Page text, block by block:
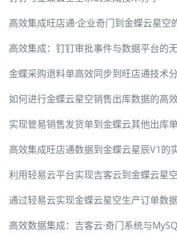
高效集成旺店通·企业奇门到金蝶云星空
高效集成：钉钉审批事件与数据平台的
金蝶采购退料单高效同步到旺店通技术
如何进行金蝶云星空销售出库数据的高
实现管易销售发货单到金蝶云其他出库
高效集成旺店通数据到金蝶云星辰V1的
利用轻易云平台实现吉客云到金蝶云星
通过轻易云实现金蝶云星空生产订单数